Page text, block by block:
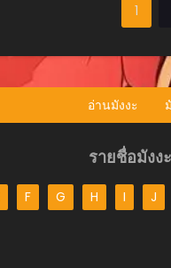
1
อ่านมังงะ
รายชื่อมังง
F G H I J